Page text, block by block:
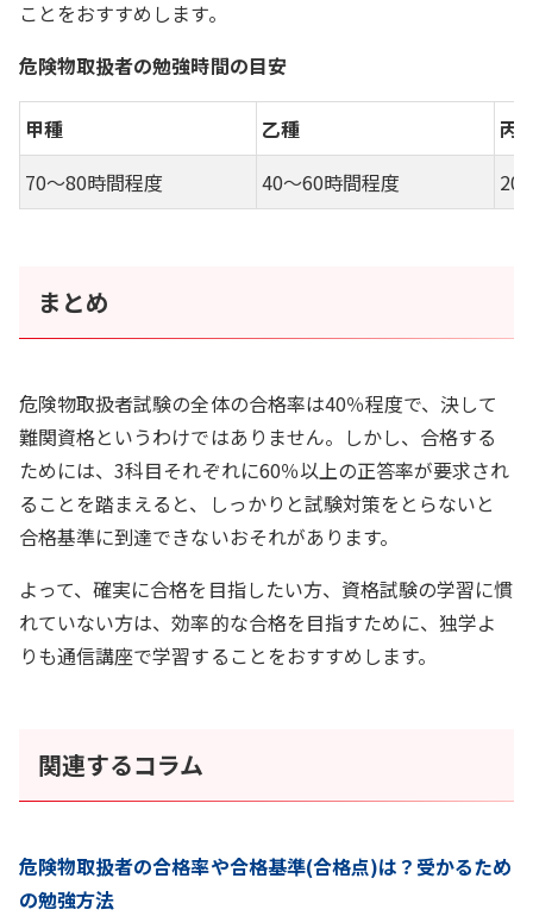
ことをおすすめします。
危険物取扱者の勉強時間の目安
甲種 乙種
丙
70～80時間程度
40～60時間程度 20
まとめ
危険物取扱者試験の全体の合格率は40％程度で、決して
難関資格というわけではありません。しかし、合格する
ためには、3科目それぞれに60％以上の正答率が要求され
ることを踏まえると、しっかりと試験対策をとらないと
合格基準に到達できないおそれがあります。
よって、確実に合格を目指したい方、資格試験の学習に慣
れていない方は、効率的な合格を目指すために、独学よ
りも通信講座で学習することをおすすめします。
関連するコラム
危険物取扱者の合格率や合格基準(合格点)は？受かるため
の勉強方法